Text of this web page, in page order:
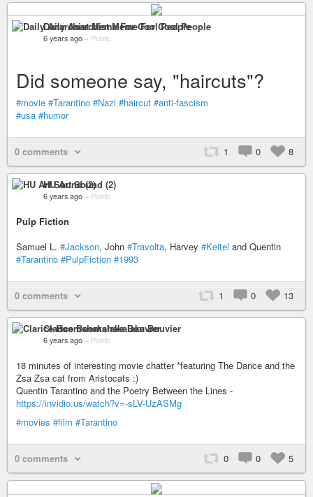
Daily Anarchist Meme For Cool People
6 years ago – Public
Did someone say, "haircuts"?
#movie #Tarantino #Nazi #haircut #anti-fascism
#usa #humor
0 comments 1 0 8
HU Art Sound (2)
6 years ago – Public
Pulp Fiction
Samuel L. #Jackson, John #Travolta, Harvey #Keitel and Quentin
#Tarantino #PulpFiction #1993
0 comments 1 0 13
Clarice Boomshakalaka Bouvier
6 years ago – Public
18 minutes of interesting movie chatter *featuring The Dance and the
Zsa Zsa cat from Aristocats :)
Quentin Tarantino and the Poetry Between the Lines -
https://invidio.us/watch?v=-sLV-UzASMg
#movies #film #Tarantino
0 comments 0 0 5